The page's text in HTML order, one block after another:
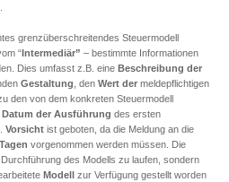
grenzüberschreitendes Steuermodell
“Intermediär” – bestimmte Informationen
Dies umfasst z.B. eine Beschreibung der
Gestaltung , den Wert der meldepflichtigen
den von dem konkreten Steuermodell
Datum der Ausführung des ersten
Vorsicht ist geboten, da die Meldung an die
vorgenommen werden müssen. Die
des Modells zu laufen, sondern
Modell zur Verfügung gestellt worden